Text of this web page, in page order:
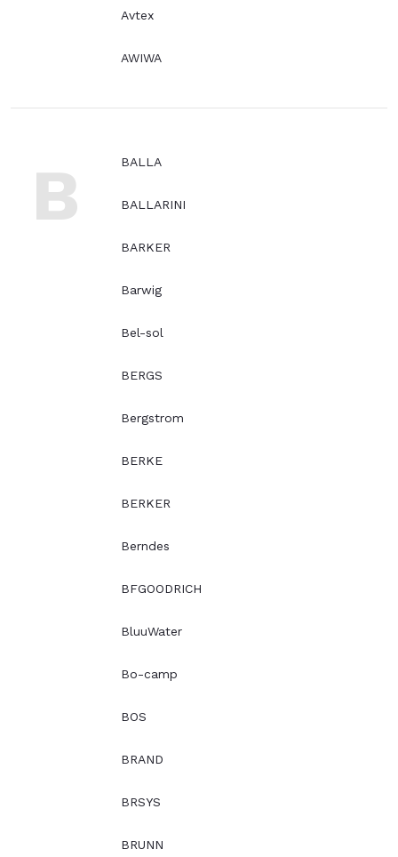
Avtex
AWIWA
B BALLA
BALLARINI
BARKER
Barwig
Bel-sol
BERGS
Bergstrom
BERKE
BERKER
Berndes
BFGOODRICH
BluuWater
Bo-camp
BOS
BRAND
BRSYS
BRUNN